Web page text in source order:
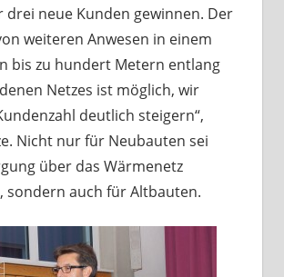
drei neue Kunden gewinnen. Der
weiteren Anwesen in einem
bis zu hundert Metern entlang
Netzes ist möglich, wir
deutlich steigern“,
Nicht nur für Neubauten sei
über das Wärmenetz
sondern auch für Altbauten.